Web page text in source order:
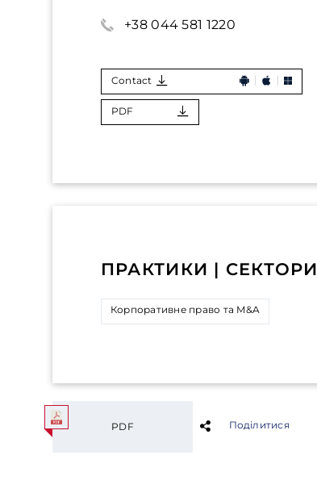
+38 044 581 1220
Contact
PDF
ПРАКТИКИ | СЕКТОРИ
Корпоративне право та M&A
PDF Поділитися